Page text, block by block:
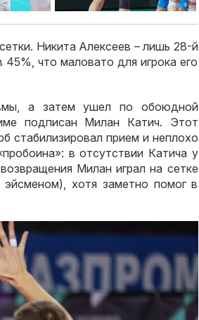
Никита Алексеев – лишь 28-й
что маловато для игрока его
а затем ушел по обоюдной
подписан Милан Катич. Этот
стабилизировал прием и неплохо
в отсутствии Катича у
Милан играл на сетке
хотя заметно помог в